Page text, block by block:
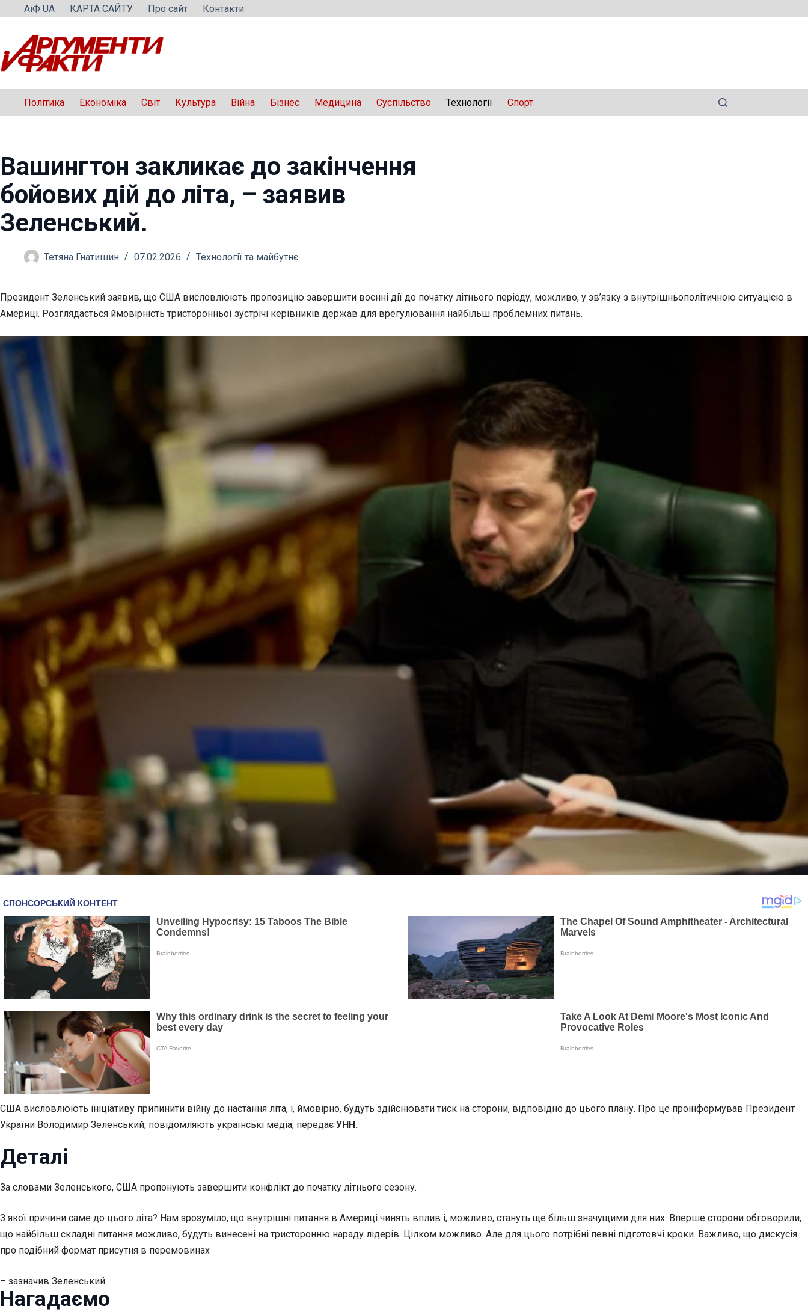
Перейти
вмісту
АіФ UA КАРТА САЙТУ Про сайт Контакти
Політика Економіка Світ Культура Війна Бізнес Медицина Суспільство Технології Спорт
Вашингтон закликає до закінчення
бойових дій до літа, – заявив
Зеленський.
Тетяна Гнатишин 07.02.2026 Технології та майбутнє
Президент Зеленський заявив, що США висловлюють пропозицію завершити воєнні дії до початку літнього періоду, можливо, у зв’язку з внутрішньополітичною ситуацією в
Америці. Розглядається ймовірність тристоронньої зустрічі керівників держав для врегулювання найбільш проблемних питань.
США висловлюють ініціативу припинити війну до настання літа, і, ймовірно, будуть здійснювати тиск на сторони, відповідно до цього плану. Про це проінформував Президент
України Володимир Зеленський, повідомляють українські медіа, передає УНН.
Деталі
За словами Зеленського, США пропонують завершити конфлікт до початку літнього сезону.
З якої причини саме до цього літа? Нам зрозуміло, що внутрішні питання в Америці чинять вплив і, можливо, стануть ще більш значущими для них. Вперше сторони обговорили,
що найбільш складні питання можливо, будуть винесені на тристоронню нараду лідерів. Цілком можливо. Але для цього потрібні певні підготовчі кроки. Важливо, що дискусія
про подібний формат присутня в перемовинах
– зазначив Зеленський.
Нагадаємо